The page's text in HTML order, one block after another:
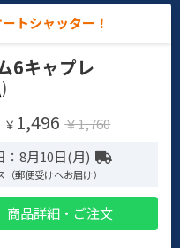
トシャッター！
6キャプレ
)
￥ 1,496 ￥1,760
：8月10日(月)
（郵便受けへお届け）
商品詳細・ご注文